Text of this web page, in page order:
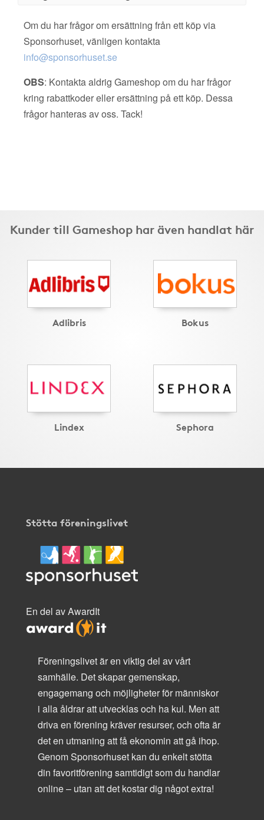
Om du har frågor om ersättning från ett köp via
Sponsorhuset, vänligen kontakta
info@sponsorhuset.se
OBS: Kontakta aldrig Gameshop om du har frågor
kring rabattkoder eller ersättning på ett köp. Dessa
frågor hanteras av oss. Tack!
Kunder till Gameshop har även handlat här
Adlibris Bokus
Lindex Sephora
Stötta föreningslivet
En del av AwardIt
Föreningslivet är en viktig del av vårt
samhälle. Det skapar gemenskap,
engagemang och möjligheter för människor
i alla åldrar att utvecklas och ha kul. Men att
driva en förening kräver resurser, och ofta är
det en utmaning att få ekonomin att gå ihop.
Genom Sponsorhuset kan du enkelt stötta
din favoritförening samtidigt som du handlar
online – utan att det kostar dig något extra!